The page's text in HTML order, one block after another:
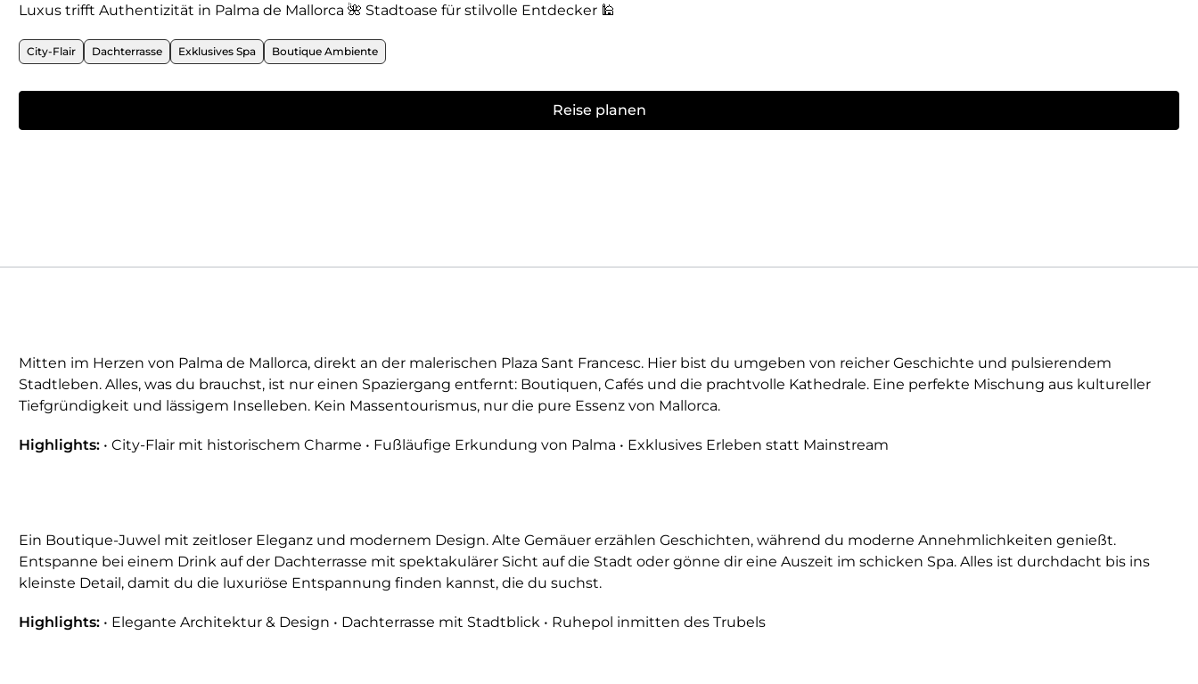
Luxus trifft Authentizität in Palma de Mallorca 🌺 Stadtoase für stilvolle Entdecker 🕌
City-Flair Dachterrasse Exklusives Spa Boutique Ambiente
Reise planen
Mitten im Herzen von Palma de Mallorca, direkt an der malerischen Plaza Sant Francesc. Hier bist du umgeben von reicher Geschichte und pulsierendem
Stadtleben. Alles, was du brauchst, ist nur einen Spaziergang entfernt: Boutiquen, Cafés und die prachtvolle Kathedrale. Eine perfekte Mischung aus kultureller
Tiefgründigkeit und lässigem Inselleben. Kein Massentourismus, nur die pure Essenz von Mallorca.
Highlights: • City-Flair mit historischem Charme • Fußläufige Erkundung von Palma • Exklusives Erleben statt Mainstream
Ein Boutique-Juwel mit zeitloser Eleganz und modernem Design. Alte Gemäuer erzählen Geschichten, während du moderne Annehmlichkeiten genießt.
Entspanne bei einem Drink auf der Dachterrasse mit spektakulärer Sicht auf die Stadt oder gönne dir eine Auszeit im schicken Spa. Alles ist durchdacht bis ins
kleinste Detail, damit du die luxuriöse Entspannung finden kannst, die du suchst.
Highlights: • Elegante Architektur & Design • Dachterrasse mit Stadtblick • Ruhepol inmitten des Trubels